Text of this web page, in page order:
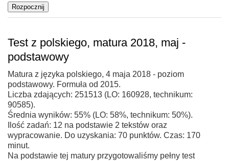
Test z polskiego, matura 2018, maj -
podstawowy
Matura z języka polskiego, 4 maja 2018 - poziom
podstawowy. Formuła od 2015.
Liczba zdających: 251513 (LO: 160928, technikum:
90585).
Średnia wyników: 55% (LO: 58%, technikum: 50%).
Ilość zadań: 12 na podstawie 2 tekstów oraz
wypracowanie. Do uzyskania: 70 punktów. Czas: 170
minut.
Na podstawie tej matury przygotowaliśmy pełny test